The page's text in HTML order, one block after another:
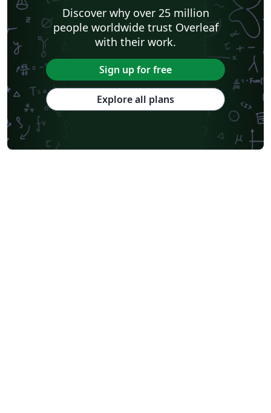
Discover why over 25 million
people worldwide trust Overleaf
with their work.
Sign up for free
Explore all plans